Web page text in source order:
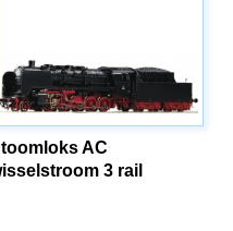
AC
3 rail